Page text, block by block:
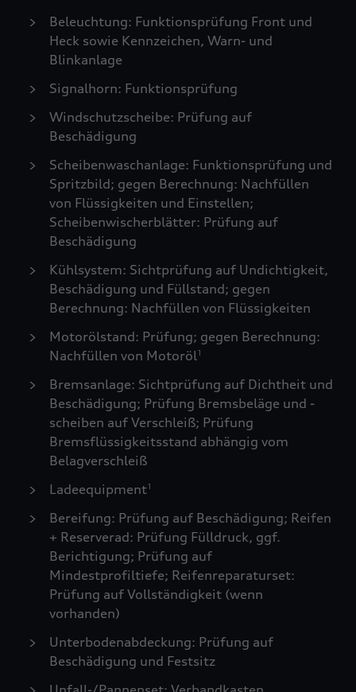
Beleuchtung: Funktionsprüfung Front und
Heck sowie Kennzeichen, Warn- und
Blinkanlage
Signalhorn: Funktionsprüfung
Windschutzscheibe: Prüfung auf
Beschädigung
Scheibenwaschanlage: Funktionsprüfung und
Spritzbild; gegen Berechnung: Nachfüllen
von Flüssigkeiten und Einstellen;
Scheibenwischerblätter: Prüfung auf
Beschädigung
Kühlsystem: Sichtprüfung auf Undichtigkeit,
Beschädigung und Füllstand; gegen
Berechnung: Nachfüllen von Flüssigkeiten
Motorölstand: Prüfung; gegen Berechnung:
Nachfüllen von Motoröl1
Bremsanlage: Sichtprüfung auf Dichtheit und
Beschädigung; Prüfung Bremsbeläge und -
scheiben auf Verschleiß; Prüfung
Bremsflüssigkeitsstand abhängig vom
Belagverschleiß
Ladeequipment1
Bereifung: Prüfung auf Beschädigung; Reifen
+ Reserverad: Prüfung Fülldruck, ggf.
Berichtigung; Prüfung auf
Mindestprofiltiefe; Reifenreparaturset:
Prüfung auf Vollständigkeit (wenn
vorhanden)
Unterbodenabdeckung: Prüfung auf
Beschädigung und Festsitz